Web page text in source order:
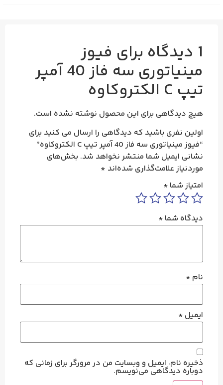
1 دیدگاه برای فیوز
مینیاتوری سه فاز 40 آمپر
تیپ C الکتروکاوه
هیچ دیدگاهی برای این محصول نوشته نشده است.
اولین نفری باشید که دیدگاهی را ارسال می کنید برای
“فیوز مینیاتوری سه فاز 40 آمپر تیپ C الکتروکاوه”
نشانی ایمیل شما منتشر نخواهد شد. بخش‌های
موردنیاز علامت‌گذاری شده‌اند *
امتیاز شما *
دیدگاه شما *
نام *
ایمیل *
ذخیره نام، ایمیل و وبسایت من در مرورگر برای زمانی که
دوباره دیدگاهی می‌نویسم.